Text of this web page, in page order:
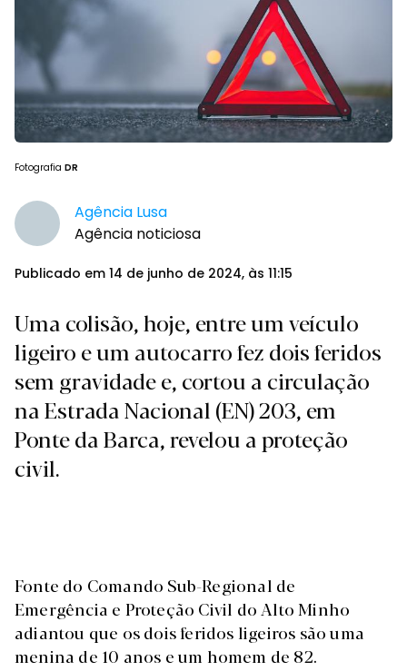
Fotografia DR
Agência Lusa
Agência noticiosa
Publicado em 14 de junho de 2024, às 11:15
Uma colisão, hoje, entre um veículo
ligeiro e um autocarro fez dois feridos
sem gravidade e, cortou a circulação
na Estrada Nacional (EN) 203, em
Ponte da Barca, revelou a proteção
civil.
Fonte do Comando Sub-Regional de
Emergência e Proteção Civil do Alto Minho
adiantou que os dois feridos ligeiros são uma
menina de 10 anos e um homem de 82.